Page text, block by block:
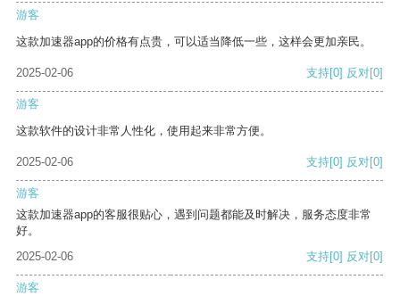
游客
这款加速器app的价格有点贵，可以适当降低一些，这样会更加亲民。
2025-02-06 支持[0] 反对[0]
游客
这款软件的设计非常人性化，使用起来非常方便。
2025-02-06 支持[0] 反对[0]
游客
这款加速器app的客服很贴心，遇到问题都能及时解决，服务态度非常
好。
2025-02-06
支持[0] 反对[0]
游客